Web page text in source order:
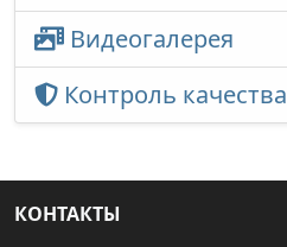
Видеогалерея
Контроль качества
КОНТАКТЫ